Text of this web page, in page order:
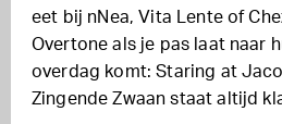
eet bij nNea, Vita Lente of
Overtone als je pas laat naar
overdag komt: Staring at
Zingende Zwaan staat altijd